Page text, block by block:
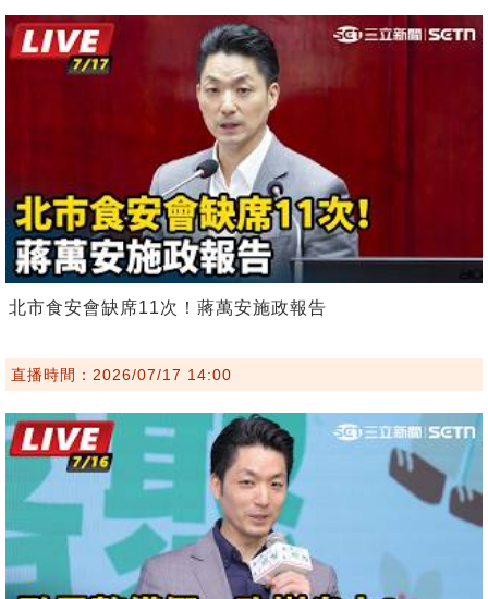
北市食安會缺席11次！蔣萬安施政報告
直播時間：2026/07/17 14:00